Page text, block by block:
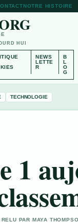
NOTRE HISTOIRE
HUI
NEWS
LETTE
R
B
L
O
G
TECHNOLOGIE
1
PAR MAYA